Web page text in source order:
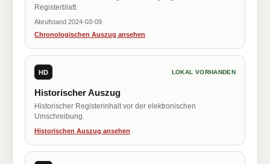
Registerblatt.
Abrufstand 2024-03-09
Chronologischen Auszug ansehen
HD LOKAL VORHANDEN
Historischer Auszug
Historischer Registerinhalt vor der elektronischen
Umschreibung.
Historischen Auszug ansehen